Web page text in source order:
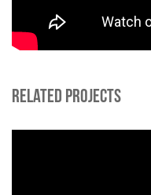
RELATED PROJECTS